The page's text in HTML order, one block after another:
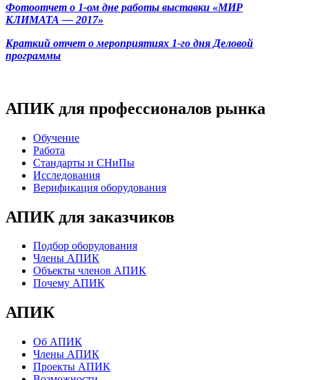
Фотоотчет о 1-ом дне работы выставки «МИР
КЛИМАТА — 2017»
Краткий отчет о мероприятиях 1-го дня Деловой
программы
АПИК для профессионалов рынка
Обучение
Работа
Стандарты и СНиПы
Исследования
Верификация оборудования
АПИК для заказчиков
Подбор оборудования
Члены АПИК
Объекты членов АПИК
Почему АПИК
АПИК
Об АПИК
Члены АПИК
Проекты АПИК